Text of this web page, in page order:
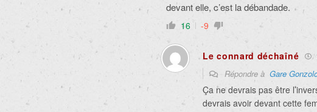
devant elle, c’est la débandade.
16 -9
Le connard déchaîné
Répondre à Gare
Ça ne devrais pas être
devrais avoir devant cette